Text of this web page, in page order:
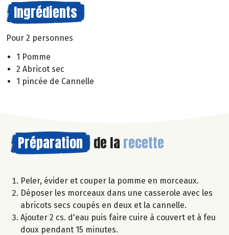
Ingrédients
Pour 2 personnes
1 Pomme
2 Abricot sec
1 pincée de Cannelle
Préparation de la recette
Peler, évider et couper la pomme en morceaux.
Déposer les morceaux dans une casserole avec les
abricots secs coupés en deux et la cannelle.
Ajouter 2 cs. d'eau puis faire cuire à couvert et à feu
doux pendant 15 minutes.